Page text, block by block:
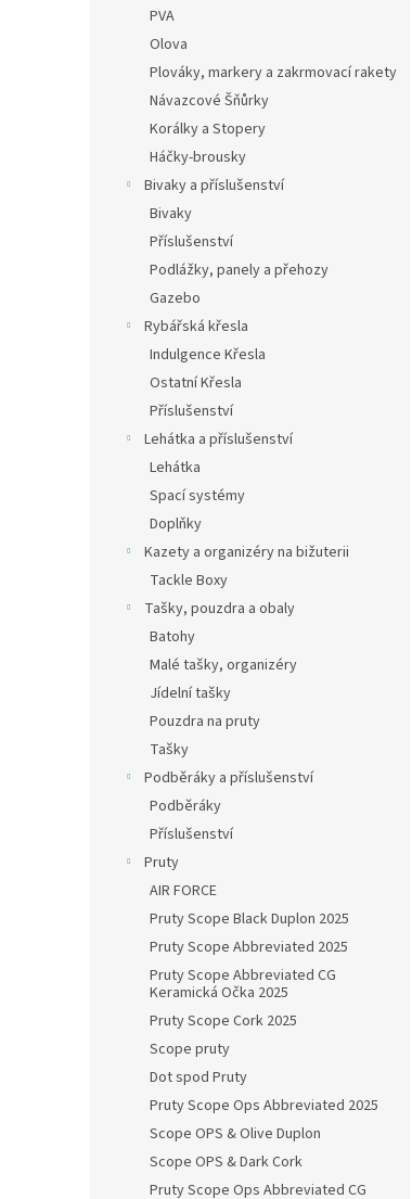
PVA
Olova
Plováky, markery a zakrmovací rakety
Návazcové Šňůrky
Korálky a Stopery
Háčky-brousky
Bivaky a příslušenství
Bivaky
Příslušenství
Podlážky, panely a přehozy
Gazebo
Rybářská křesla
Indulgence Křesla
Ostatní Křesla
Příslušenství
Lehátka a příslušenství
Lehátka
Spací systémy
Doplňky
Kazety a organizéry na bižuterii
Tackle Boxy
Tašky, pouzdra a obaly
Batohy
Malé tašky, organizéry
Jídelní tašky
Pouzdra na pruty
Tašky
Podběráky a příslušenství
Podběráky
Příslušenství
Pruty
AIR FORCE
Pruty Scope Black Duplon 2025
Pruty Scope Abbreviated 2025
Pruty Scope Abbreviated CG
Keramická Očka 2025
Pruty Scope Cork 2025
Scope pruty
Dot spod Pruty
Pruty Scope Ops Abbreviated 2025
Scope OPS & Olive Duplon
Scope OPS & Dark Cork
Pruty Scope Ops Abbreviated CG